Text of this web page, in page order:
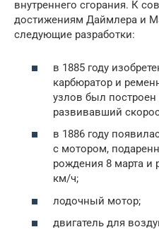
внутреннего сгорания. К
достижениям Даймлера и
следующие разработки:
в 1885 году
карбюратор и
узлов был
развивавший
в 1886 году
с мотором,
рождения 8 марта и
км/ч;
лодочный мотор;
двигатель для